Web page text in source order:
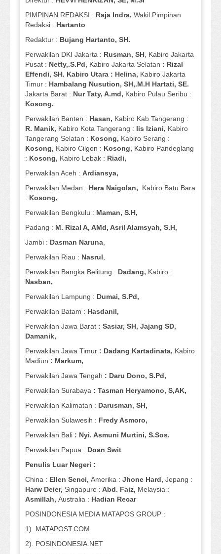
PIMPINAN REDAKSI : Raja Indra, Wakil Pimpinan
Redaksi : Hartanto
Redaktur : Bujang Hartanto, SH.
Perwakilan DKI Jakarta : Rusman, SH, Kabiro Jakarta
Pusat : Netty,.S.Pd, Kabiro Jakarta Selatan : Rizal
Effendi, SH. Kabiro Utara : Helina, Kabiro Jakarta
Timur : Hambalang Nusution, SH,.M.H Hartati, SE.
Jakarta Barat : Nur Taty, A.md, Kabiro Pulau Seribu :
Kosong.
Perwakilan Banten : Hasan, Kabiro Kab Tangerang :
R. Manik, Kabiro Kota Tangerang : Iis Iziani, Kabiro
Tangerang Selatan : Kosong, Kabiro Serang :
Kosong, Kabiro Cilgon : Kosong, Kabiro Pandeglang
: Kosong, Kabiro Lebak : Riadi,
Perwakilan Aceh : Ardiansya,
Perwakilan Medan : Hera Naigolan, Kabiro Batu Bara
: Kosong,
Perwakilan Bengkulu : Maman, S.H,
Padang : M. Rizal A, AMd, Asril Alamsyah, S.H,
Jambi : Dasman Naruna,
Perwakilan Riau : Nasrul,
Perwakilan Bangka Belitung : Dadang, Kabiro :
Nasban,
Perwakilan Lampung : Dumai, S.Pd,
Perwakilan Batam : Hasdanil,
Perwakilan Jawa Barat : Sasiar, SH, Jajang SD,
Damanik,
Perwakilan Jawa Timur : Dadang Kartadinata, Kabiro
Madiun : Markum,
Perwakilan Jawa Tengah : Daru Dono, S.Pd,
Perwakilan Surabaya : Tasman Heryamono, S,AK,
Perwakilan Kalimatan : Darusman, SH,
Perwakilan Sulawesih : Fredy Asmoro,
Perwakilan Bali : Nyi. Asmuni Murtini, S.Sos.
Perwakilan Papua : Doan Swit
Penulis Luar Negeri :
China : Ellen Senci, Amerika : Jhone Hard, Jepang :
Harw Deier, Singapure : Abd. Faiz, Melaysia :
Asmillah, Australia : Hadian Recar
POSINDONESIA MEDIA MATAPOS GROUP :
1). MATAPOST.COM
2). POSINDONESIA.NET